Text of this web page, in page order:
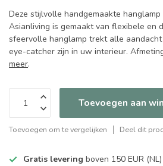
Deze stijlvolle handgemaakte hanglamp
Asianliving is gemaakt van flexibele en
sfeervolle hanglamp trekt alle
eye-catcher zijn in uw interieur.
meer.
Toevoegen aan
Toevoegen om te vergelijken Deel dit
Gratis levering boven 150 EUR (NL)